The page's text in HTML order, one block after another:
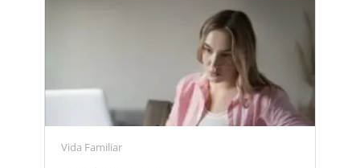
Vida Familiar